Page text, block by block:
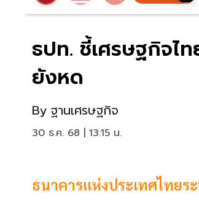
ธปท. ชี้เศรษฐกิจไ
ยังหด
By ฐานเศรษฐกิจ
30 ธ.ค. 68 | 13:15 น.
ธนาคารแห่งประเทศไทย